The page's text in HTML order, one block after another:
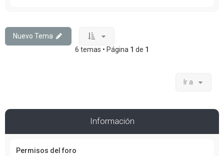
Nuevo Tema
6 temas • Página 1 de 1
Ir a
Información
Permisos del foro